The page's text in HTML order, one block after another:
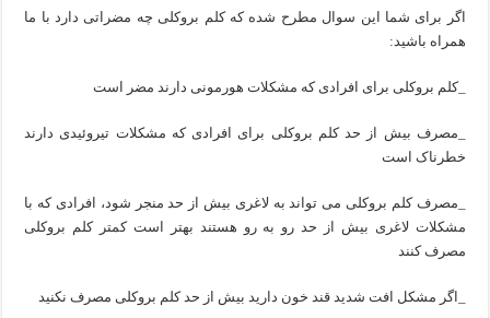
اگر برای شما این سوال مطرح شده که کلم بروکلی چه مضراتی دارد با ما
همراه باشید:
_کلم بروکلی برای افرادی که مشکلات هورمونی دارند مضر است
_مصرف بیش از حد کلم بروکلی برای افرادی که مشکلات تیروئیدی دارند
خطرناک است
_مصرف کلم بروکلی می تواند به لاغری بیش از حد منجر شود، افرادی که با
مشکلات لاغری بیش از حد رو به رو هستند بهتر است کمتر کلم بروکلی
مصرف کنند
_اگر مشکل افت شدید قند خون دارید بیش از حد کلم بروکلی مصرف نکنید